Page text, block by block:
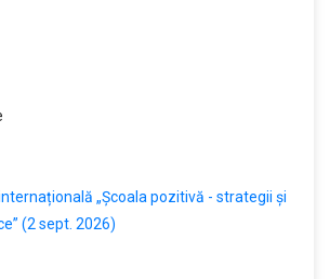
„Școala pozitivă - strategii și
(2 sept. 2026)